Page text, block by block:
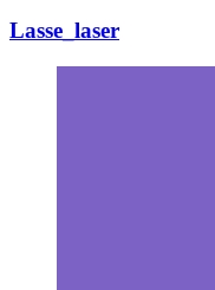
Lasse_laser